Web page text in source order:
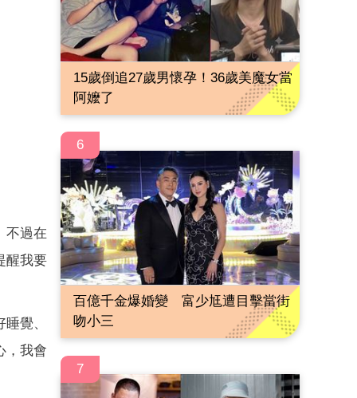
不過在
醒我要
覺、
，我會
15歲倒追27歲男懷孕！36歲美魔女當
阿嬤了
6
百億千金爆婚變 富少尪遭目擊當街
吻小三
7